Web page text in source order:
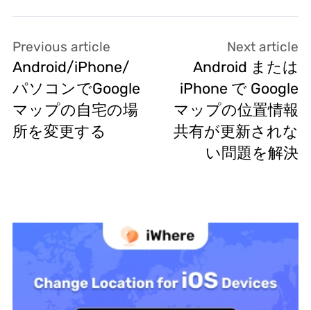
Previous article
Android/iPhone/
パソコンでGoogle
マップの自宅の場
所を変更する
Next article
Android または
iPhone で Google
マップの位置情報
共有が更新されな
い問題を解決